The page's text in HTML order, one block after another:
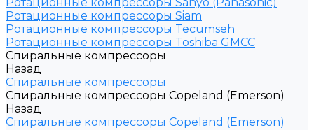
Ротационные компрессоры Siam
Ротационные компрессоры Tecumseh
Ротационные компрессоры Toshiba GMCC
Спиральные компрессоры
Назад
Спиральные компрессоры
Спиральные компрессоры Copeland (Emerson)
Назад
Спиральные компрессоры Copeland (Emerson)